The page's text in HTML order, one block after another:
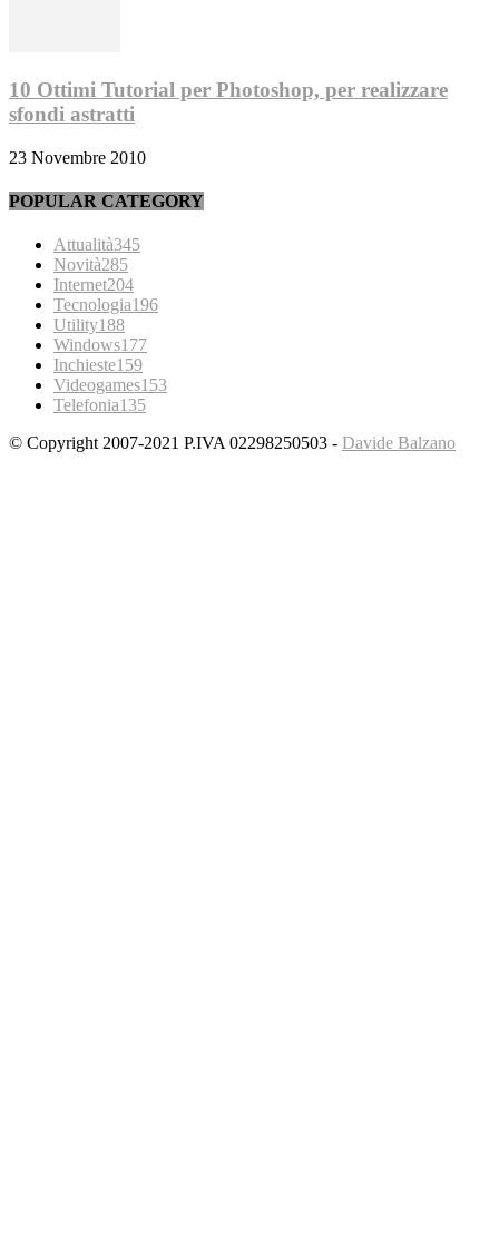
10 Ottimi Tutorial per Photoshop, per realizzare
sfondi astratti
23 Novembre 2010
POPULAR CATEGORY
Attualità345
Novità285
Internet204
Tecnologia196
Utility188
Windows177
Inchieste159
Videogames153
Telefonia135
© Copyright 2007-2021 P.IVA 02298250503 - Davide Balzano